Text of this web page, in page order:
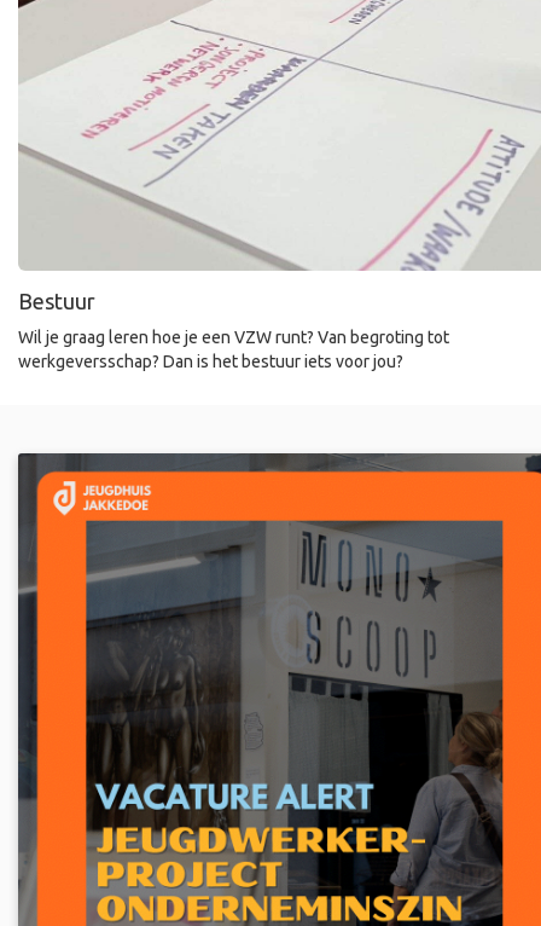
Bestuur
Wil je graag leren hoe je een VZW runt? Van begroting tot
werkgeversschap? Dan is het bestuur iets voor jou?